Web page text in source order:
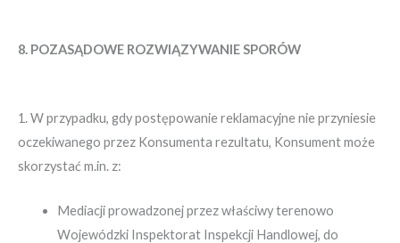
8. POZASĄDOWE ROZWIĄZYWANIE SPORÓW
1. W przypadku, gdy postępowanie reklamacyjne nie przyniesie
oczekiwanego przez Konsumenta rezultatu, Konsument może
skorzystać m.in. z:
Mediacji prowadzonej przez właściwy terenowo
Wojewódzki Inspektorat Inspekcji Handlowej, do